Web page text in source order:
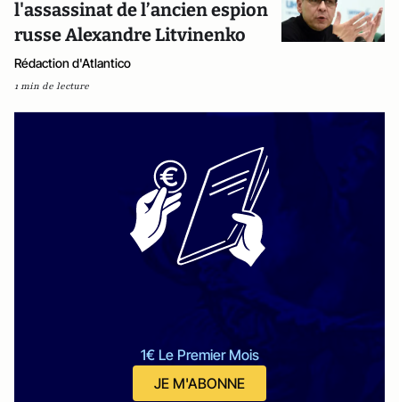
l'assassinat de l’ancien espion
russe Alexandre Litvinenko
Rédaction d'Atlantico
1 min de lecture
1€ Le Premier Mois
JE M'ABONNE